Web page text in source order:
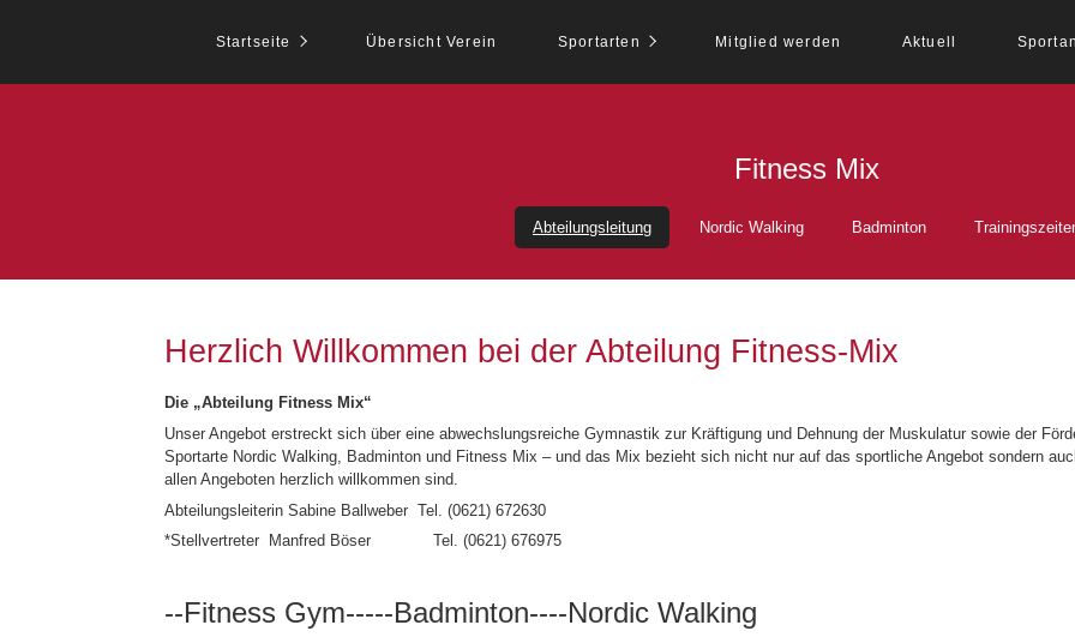
Startseite Übersicht Verein Sportarten Mitglied werden Aktuell
Fitness Mix
Abteilungsleitung Nordic Walking Badminton
Herzlich Willkommen bei der Abteilung Fitness-Mix
Die „Abteilung Fitness Mix“
Unser Angebot erstreckt sich über eine abwechslungsreiche Gymnastik zur Kräftigung und Dehnung der Muskulatur sowie der
Sportarte Nordic Walking, Badminton und Fitness Mix – und das Mix bezieht sich nicht nur auf das sportliche Angebot sondern
allen Angeboten herzlich willkommen sind.
Abteilungsleiterin Sabine Ballweber Tel. (0621) 672630
*Stellvertreter Manfred Böser Tel. (0621) 676975
--Fitness Gym-----Badminton----Nordic Walking